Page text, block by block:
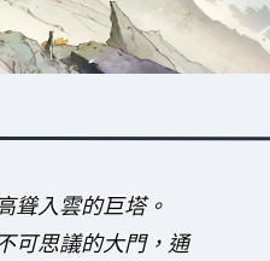
聳入雲的巨塔。
可思議的大門，通